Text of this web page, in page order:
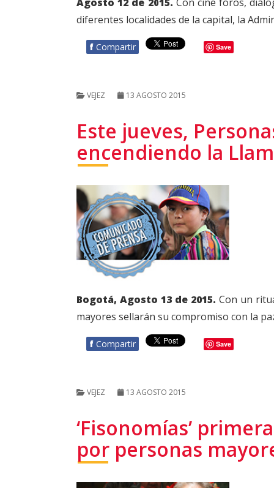
diferentes localidades de la capital, la
f Compartir Save
VEJEZ 13 AGOSTO 2015
Este jueves,
encendiendo la
Bogotá, Agosto 13 de 2015. Con un
mayores sellarán su compromiso con la
f Compartir Save
VEJEZ 13 AGOSTO 2015
‘Fisonomías’
por personas